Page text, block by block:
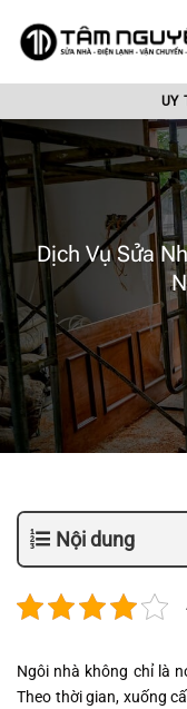
qua
dung
UY
Dịch Vụ Sửa
Nội dung
Ngôi nhà không chỉ là
Theo thời gian, xuống